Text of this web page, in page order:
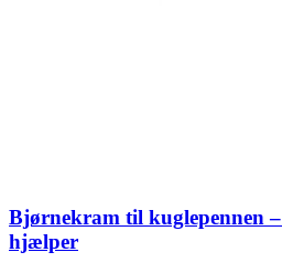
Bjørnekram til kuglepennen
hjælper